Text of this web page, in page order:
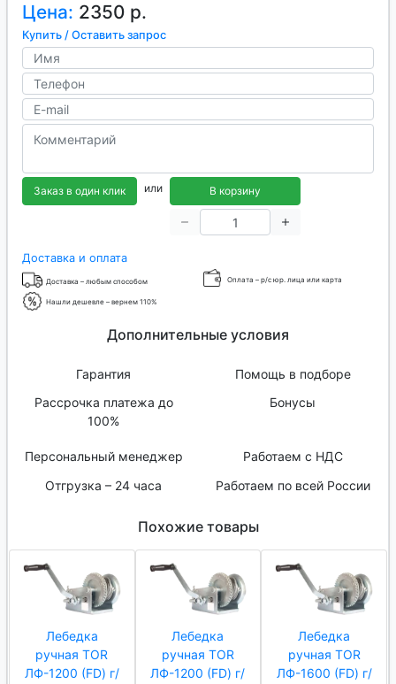
Цена: 2350 р.
Купить / Оставить запрос
Заказ в один клик или В корзину
Доставка и оплата
Доставка – любым способом Оплата – р/с юр. лица или карта
Нашли дешевле – вернем 110%
Дополнительные условия
Гарантия
Помощь в подборе
Рассрочка платежа до
100%
Бонусы
Персональный менеджер
Работаем с НДС
Отгрузка – 24 часа
Работаем по всей России
Похожие товары
Лебедка
ручная TOR
ЛФ-1200 (FD) г/
Лебедка
ручная TOR
ЛФ-1200 (FD) г/
Лебедка
ручная TOR
ЛФ-1600 (FD) г/